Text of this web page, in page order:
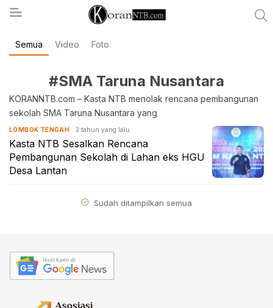
koranntb.com
Semua Video Foto
#SMA Taruna Nusantara
KORANNTB.com – Kasta NTB menolak rencana pembangunan
sekolah SMA Taruna Nusantara yang
LOMBOK TENGAH 3 tahun yang lalu
Kasta NTB Sesalkan Rencana
Pembangunan Sekolah di Lahan eks HGU
Desa Lantan
Sudah ditampilkan semua